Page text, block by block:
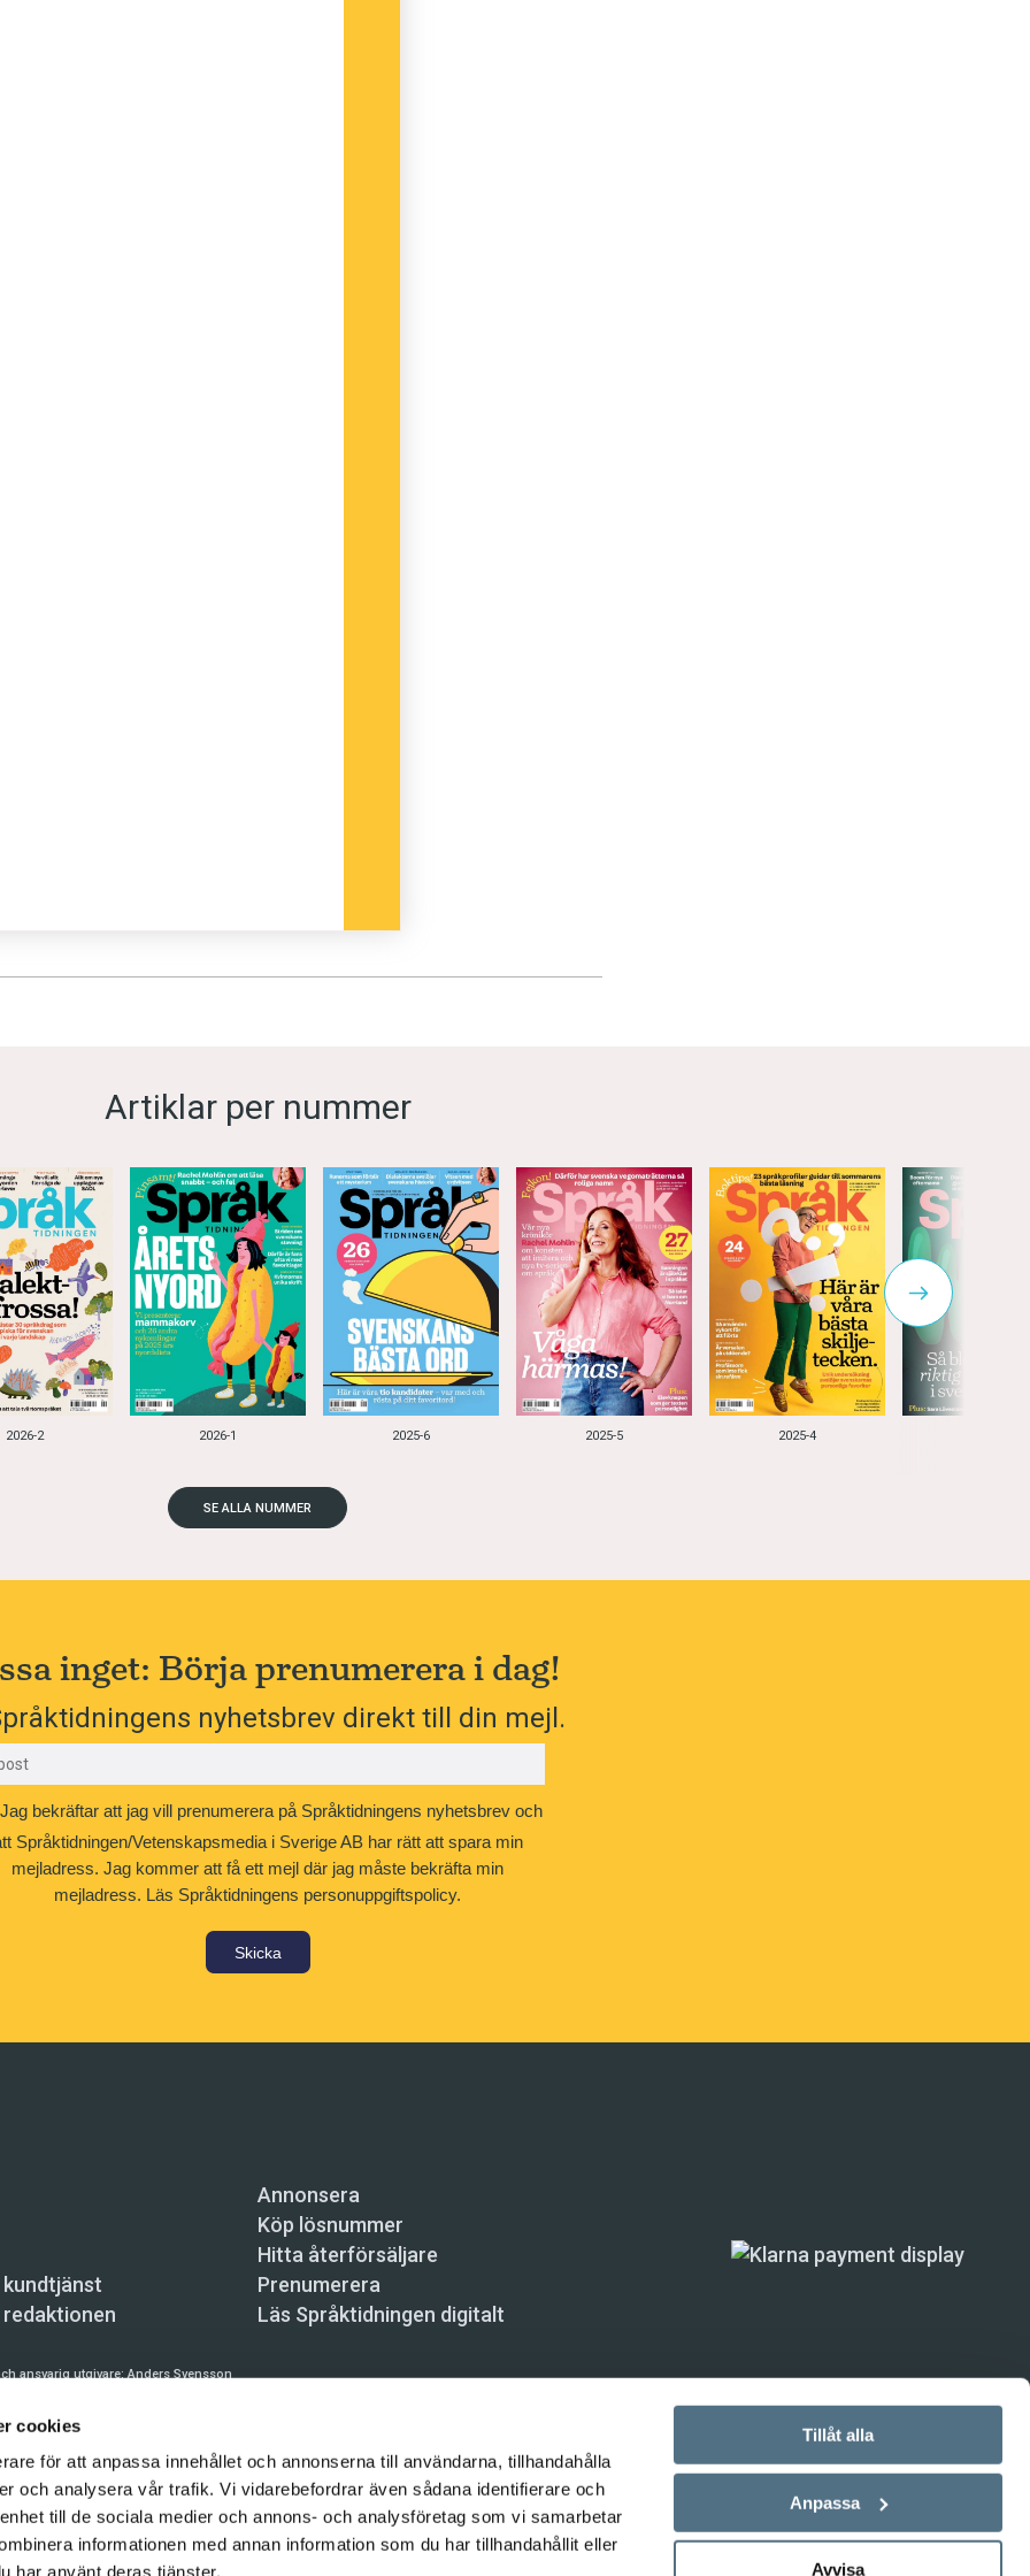
cookies
för att anpassa innehållet och annonserna till användarna, tillhandahålla
och analysera vår trafik. Vi vidarebefordrar även sådana identifierare och
till de sociala medier och annons- och analysföretag som vi samarbetar
informationen med annan information som du har tillhandahållit eller
har använt deras tjänster.
Tillåt alla
Anpassa
Avvisa
Artiklar per nummer
2026-2 2026-1 2025-6 2025-5 2025-4
SE ALLA NUMMER
inget: Börja prenumerera i dag!
nyhetsbrev direkt till din mejl.
Jag bekräftar att jag vill prenumerera på Språktidningens nyhetsbrev och
Språktidningen/Vetenskapsmedia i Sverige AB har rätt att spara min
mejladress. Jag kommer att få ett mejl där jag måste bekräfta min
mejladress. Läs Språktidningens personuppgiftspolicy.
Skicka
Annonsera
Köp lösnummer
Hitta återförsäljare
Prenumerera
Läs Språktidningen digitalt
ansvarig utgivare:Anders Svensson
prenumeration: 08-121 062 34 (vardagar 8–17), kundtjanst@spraktidningen.se
automatiska tjänster och maskinläsbara metoder (robotar, spiders, indexering och liknande) är inte
på denna webbplats är upphovsrättsligt skyddat.
och Vetenskapsmedia i Sverige AB 2026